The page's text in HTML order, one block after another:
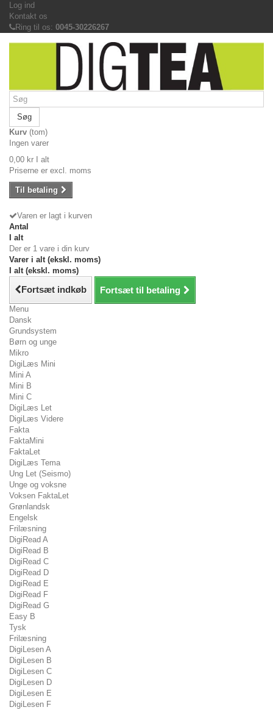
Log ind
Kontakt os
Ring til os: 0045-30226267
Søg
Kurv (tom)
Ingen varer
0,00 kr
I alt
Priserne er excl. moms
Til betaling
Varen er lagt i kurven
Antal
I alt
Der er 1 vare i din kurv
Varer i alt (ekskl. moms)
I alt (ekskl. moms)
Fortsæt indkøb Fortsæt til betaling
Menu
Dansk
Grundsystem
Børn og unge
Mikro
DigiLæs Mini
Mini A
Mini B
Mini C
DigiLæs Let
DigiLæs Videre
Fakta
FaktaMini
FaktaLet
DigiLæs Tema
Ung Let (Seismo)
Unge og voksne
Voksen FaktaLet
Grønlandsk
Engelsk
Frilæsning
DigiRead A
DigiRead B
DigiRead C
DigiRead D
DigiRead E
DigiRead F
DigiRead G
Easy B
Tysk
Frilæsning
DigiLesen A
DigiLesen B
DigiLesen C
DigiLesen D
DigiLesen E
DigiLesen F